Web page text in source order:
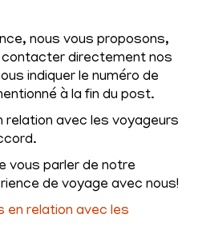
nous vous proposons,
contacter directement nos
indiquer le numéro de
à la fin du post.
relation avec les voyageurs
vous parler de notre
de voyage avec nous!
en relation avec les